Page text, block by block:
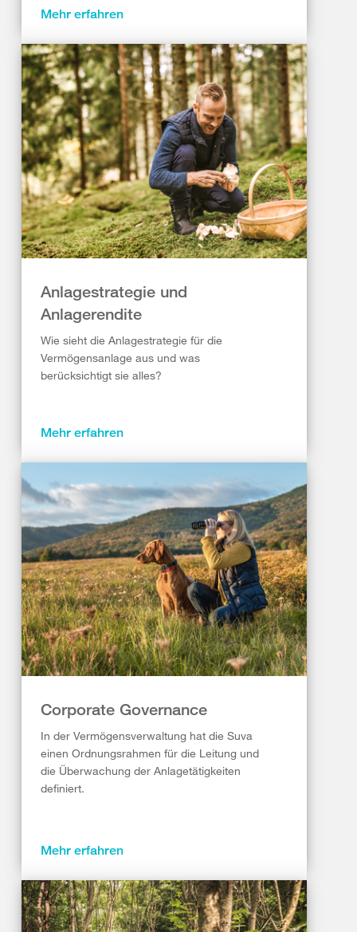
Mehr erfahren
Anlagestrategie und
Anlagerendite
Wie sieht die Anlagestrategie für die
Vermögensanlage aus und was
berücksichtigt sie alles?
Mehr erfahren
Corporate Governance
In der Vermögensverwaltung hat die Suva
einen Ordnungsrahmen für die Leitung und
die Überwachung der Anlagetätigkeiten
definiert.
Mehr erfahren